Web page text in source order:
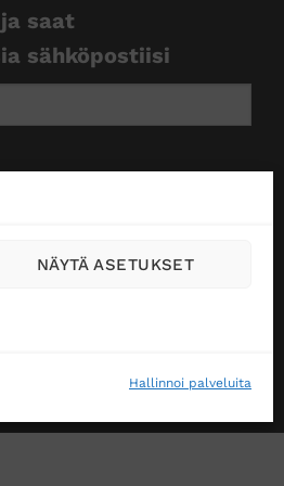
Hallinnoi palveluita
NÄYTÄ ASETUKSET
saat
sähköpostiisi